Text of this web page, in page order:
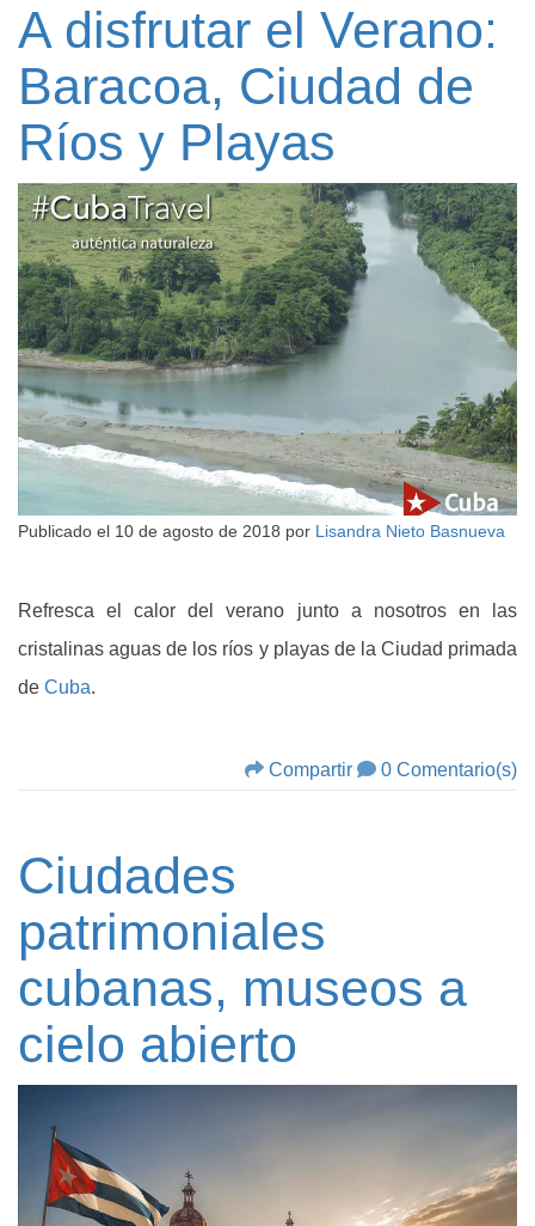
A disfrutar el Verano:
Baracoa, Ciudad de
Ríos y Playas
Publicado el 10 de agosto de 2018 por Lisandra Nieto Basnueva
Refresca el calor del verano junto a nosotros en las
cristalinas aguas de los ríos y playas de la Ciudad primada
de Cuba.
Compartir 0 Comentario(s)
Ciudades
patrimoniales
cubanas, museos a
cielo abierto